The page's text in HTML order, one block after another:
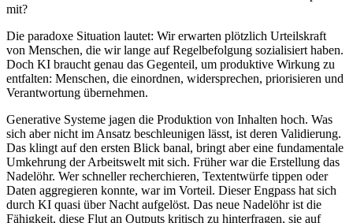
mit?
Die paradoxe Situation lautet: Wir erwarten plötzlich Urteilskraft
von Menschen, die wir lange auf Regelbefolgung sozialisiert haben.
Doch KI braucht genau das Gegenteil, um produktive Wirkung zu
entfalten: Menschen, die einordnen, widersprechen, priorisieren und
Verantwortung übernehmen.
Generative Systeme jagen die Produktion von Inhalten hoch. Was
sich aber nicht im Ansatz beschleunigen lässt, ist deren Validierung.
Das klingt auf den ersten Blick banal, bringt aber eine fundamentale
Umkehrung der Arbeitswelt mit sich. Früher war die Erstellung das
Nadelöhr. Wer schneller recherchieren, Textentwürfe tippen oder
Daten aggregieren konnte, war im Vorteil. Dieser Engpass hat sich
durch KI quasi über Nacht aufgelöst. Das neue Nadelöhr ist die
Fähigkeit, diese Flut an Outputs kritisch zu hinterfragen, sie auf